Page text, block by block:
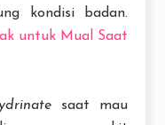
kondisi badan.
untuk Mual Saat
saat mau